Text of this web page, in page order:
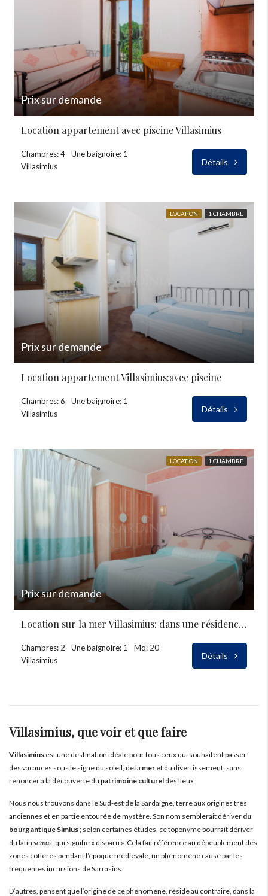
Prix sur demande
Location appartement avec piscine Villasimius
Chambres: 4
Une baignoire: 1
Villasimius
Détails
LOCATION 1 CHAMBRE
Prix sur demande
Location appartement Villasimius:avec piscine
Chambres: 6
Une baignoire: 1
Villasimius
Détails
LOCATION 1 CHAMBRE
Prix sur demande
Location sur la mer Villasimius: dans une résidence avec piscine
Chambres: 2 Une baignoire: 1
Mq: 20
Villasimius
Détails
Villasimius, que voir et que faire
Villasimius est une destination idéale pour tous ceux qui souhaitent passer
des vacances sous le signe du soleil, de la mer et du divertissement, sans
renoncer à la découverte du patrimoine culturel des lieux.
Nous nous trouvons dans le Sud-est de la Sardaigne, terre aux origines très
anciennes et en partie entourée de mystère. Son nom semblerait dériver du
bourg antique Simius; selon certaines études, ce toponyme pourrait dériver
du latin semus, qui signifie « disparu ». Cela fait référence au dépeuplement des
zones côtières pendant l’époque médiévale, un phénomène causé par les
fréquentes incursions de Sarrasins.
D’autres, pensent que l’origine de ce phénomène, réside au contraire, dans la